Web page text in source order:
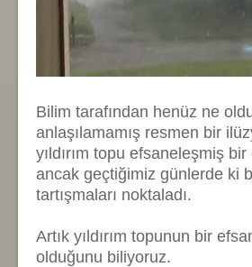
Bilim tarafından henüz ne
anlaşılamamış resmen bir
yıldırım topu efsaneleşmiş bir
ancak geçtiğimiz günlerde ki
tartışmaları noktaladı.
Artık yıldırım topunun bir
olduğunu biliyoruz.